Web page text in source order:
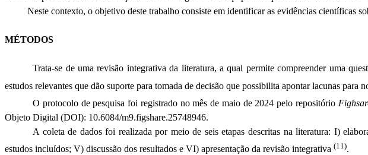
Neste contexto, o objetivo deste trabalho consiste em identificar as evidências científicas
MÉTODOS
Trata-se de uma revisão integrativa da literatura, a qual permite compreender uma
estudos relevantes que dão suporte para tomada de decisão que possibilita apontar lacunas para
O protocolo de pesquisa foi registrado no mês de maio de 2024 pelo repositório
Objeto Digital (DOI): 10.6084/m9.figshare.25748946.
A coleta de dados foi realizada por meio de seis etapas descritas na literatura: I)
estudos incluídos; V) discussão dos resultados e VI) apresentação da revisão integrativa (11).